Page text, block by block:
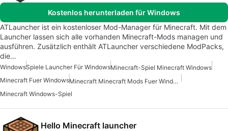
Kostenlos herunterladen für Windows
ATLauncher ist ein kostenloser Mod-Manager für Minecraft. Mit dem
Launcher lassen sich alle vorhanden Minecraft-Mods managen und
ausführen. Zusätzlich enthält ATLauncher verschiedene ModPacks,
die…
WindowsSpiele Launcher Für WindowsMinecraft-Spiel Minecraft Windows
Minecraft Fuer Windows
Minecraft Minecraft Mods Fuer Windows Kostenlos
Minecraft Windows-Spiel
Hello Minecraft launcher